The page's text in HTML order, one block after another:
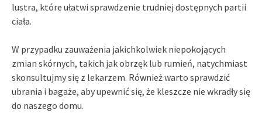
lustra, które ułatwi sprawdzenie trudniej dostępnych partii
ciała.
W przypadku zauważenia jakichkolwiek niepokojących
zmian skórnych, takich jak obrzęk lub rumień, natychmiast
skonsultujmy się z lekarzem. Również warto sprawdzić
ubrania i bagaże, aby upewnić się, że kleszcze nie wkradły się
do naszego domu.